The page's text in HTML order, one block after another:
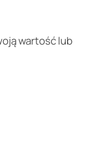
wartość lub